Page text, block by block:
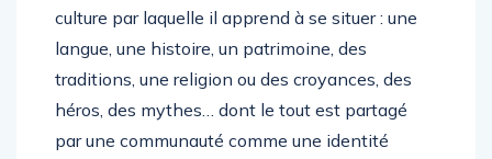
culture par laquelle il apprend à se situer : une
langue, une histoire, un patrimoine, des
traditions, une religion ou des croyances, des
héros, des mythes… dont le tout est partagé
par une communauté comme une identité